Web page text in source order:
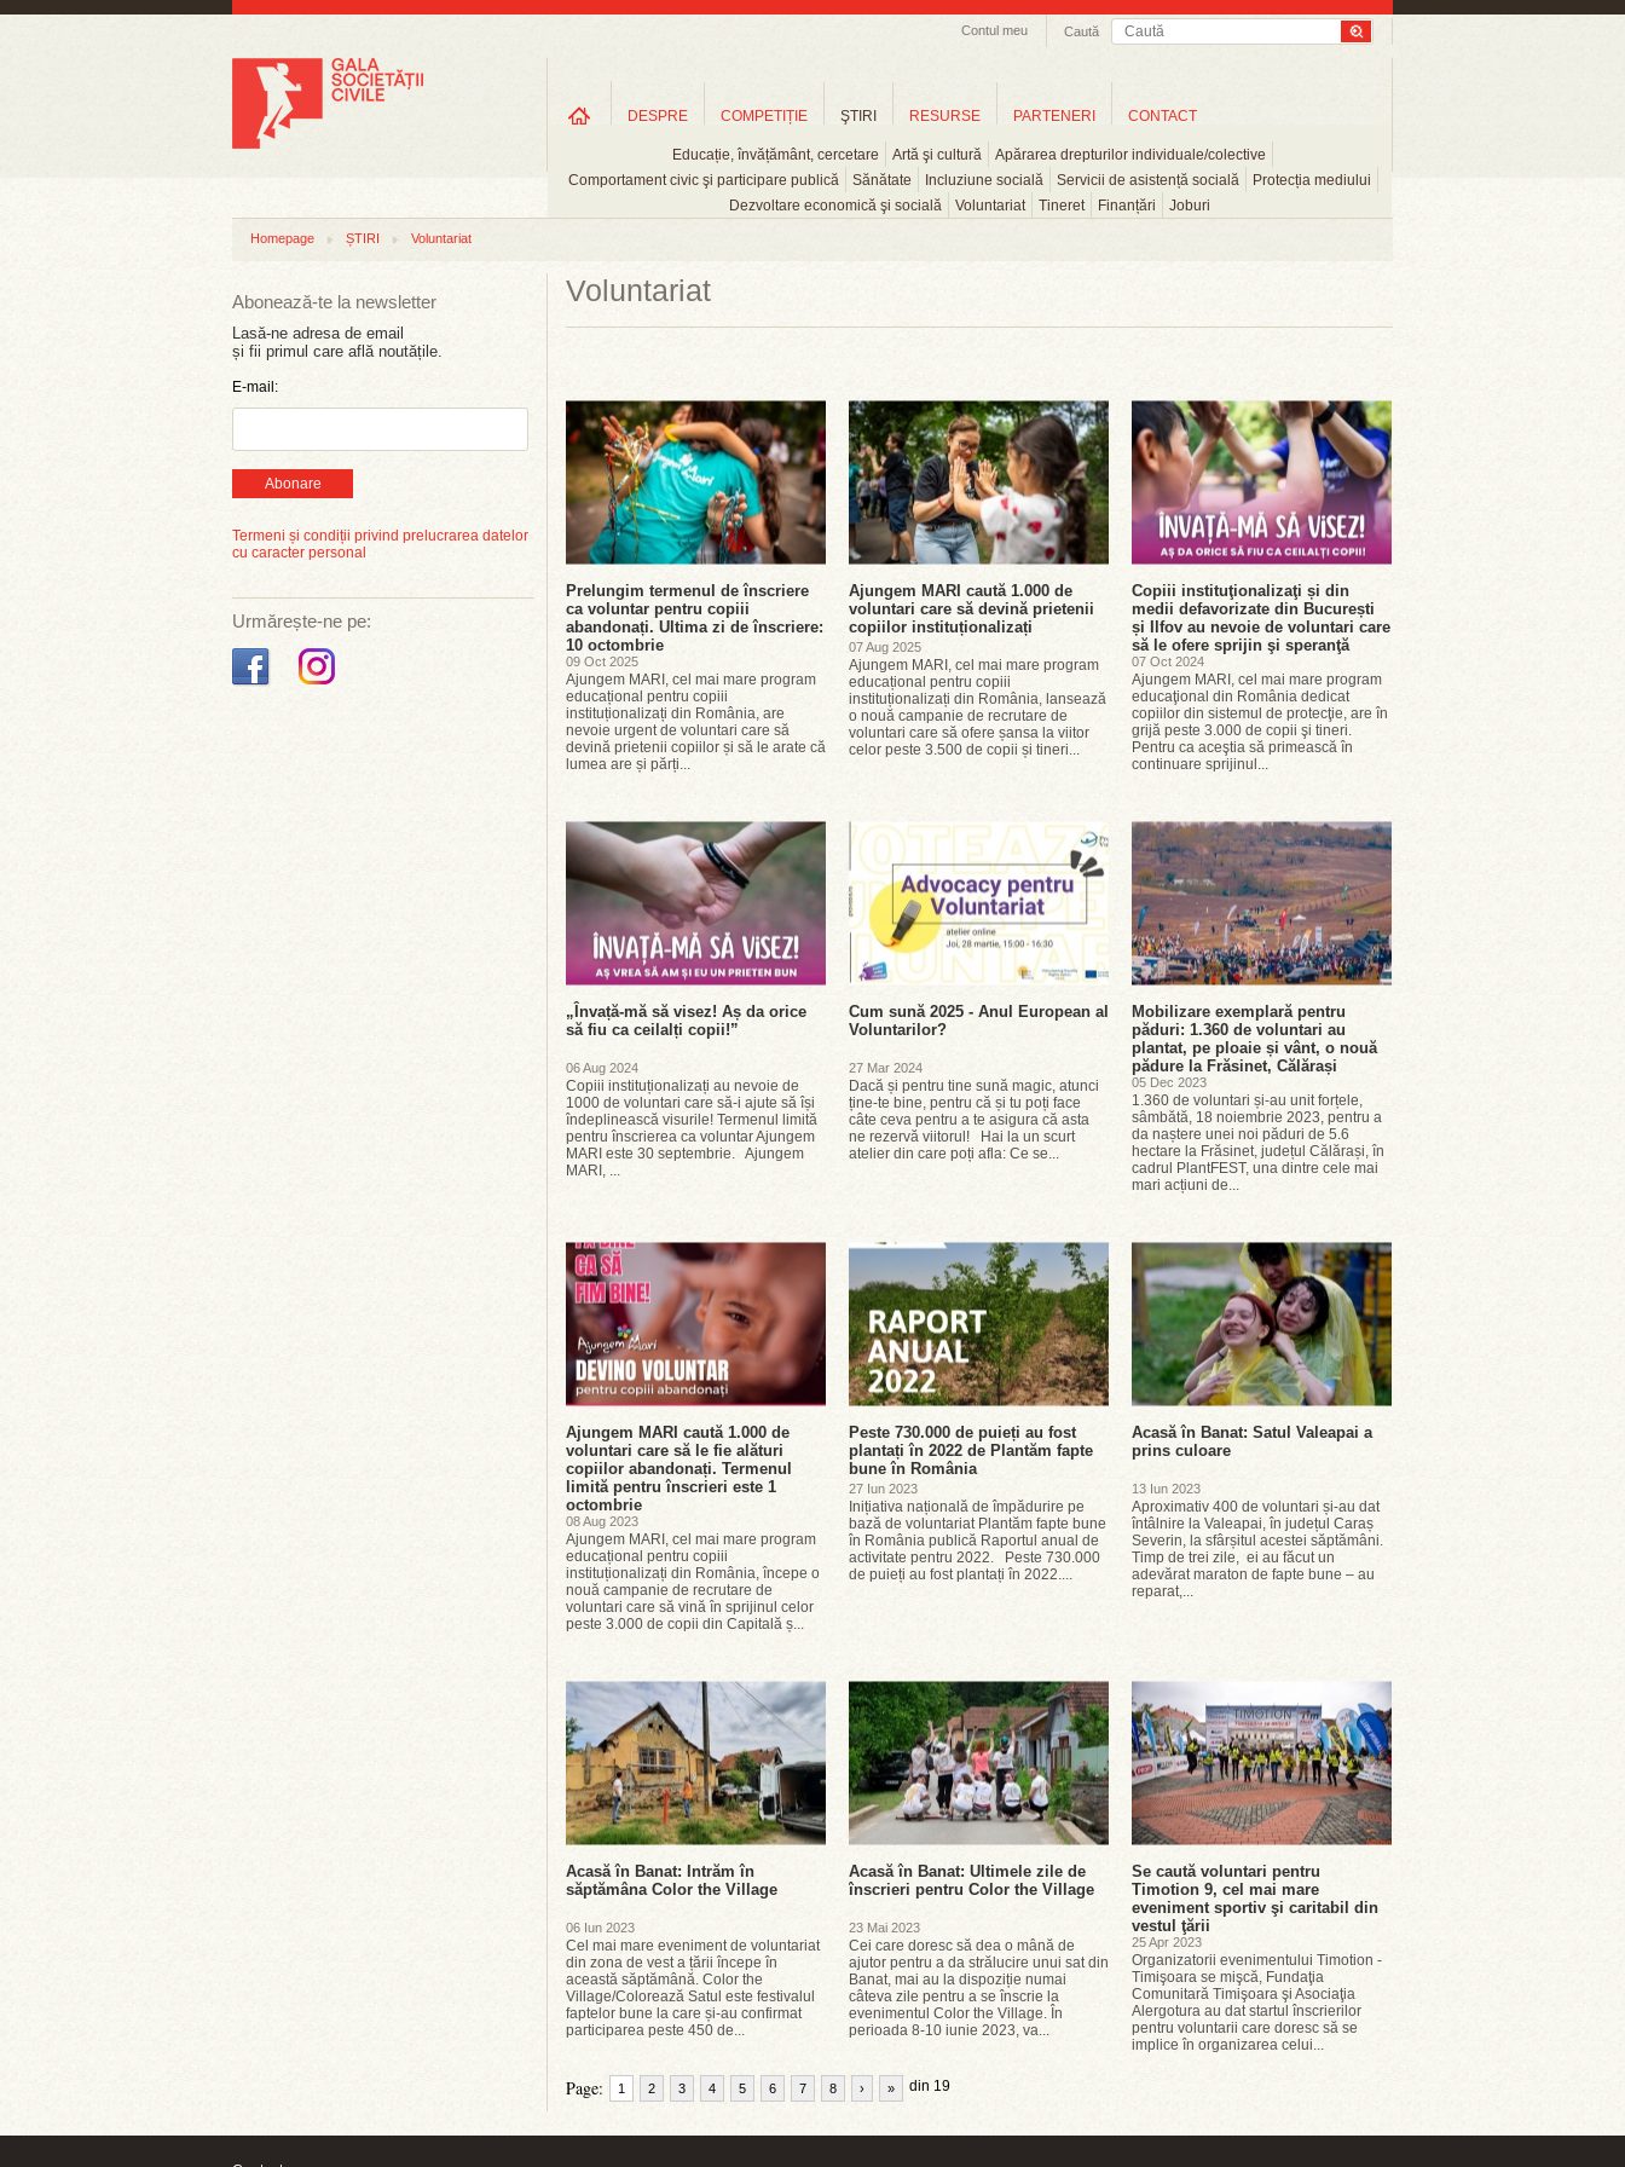
Caută
Contul meu
DESPRE COMPETIȚIE ŞTIRI
Educație, învățământ, cercetare Artă şi cultură
Apărarea drepturilor individuale/colective
Comportament civic şi participare publică
Sănătate Incluziune socială Servicii de asistență socială
Protecția mediului
Dezvoltare economică şi socială
Voluntariat Tineret Finanțări Joburi
RESURSE PARTENERI CONTACT
Homepage ȘTIRI Voluntariat
Abonează-te la newsletter
Lasă-ne adresa de email
și fii primul care află noutățile.
E-mail:
Abonare
Termeni și condiții privind prelucrarea datelor
cu caracter personal
Urmărește-ne pe:
Voluntariat
Prelungim termenul de înscriere
ca voluntar pentru copiii
abandonați. Ultima zi de înscriere:
10 octombrie
09 Oct 2025
Ajungem MARI, cel mai mare program
educațional pentru copiii
instituționalizați din România, are
nevoie urgent de voluntari care să
devină prietenii copiilor și să le arate că
lumea are și părți...
Ajungem MARI caută 1.000 de
voluntari care să devină prietenii
copiilor instituționalizați
07 Aug 2025
Ajungem MARI, cel mai mare program
educațional pentru copiii
instituționalizați din România, lansează
o nouă campanie de recrutare de
voluntari care să ofere șansa la viitor
celor peste 3.500 de copii și tineri...
Copiii instituţionalizaţi și din
medii defavorizate din București
și Ilfov au nevoie de voluntari care
să le ofere sprijin şi speranţă
07 Oct 2024
Ajungem MARI, cel mai mare program
educaţional din România dedicat
copiilor din sistemul de protecţie, are în
grijă peste 3.000 de copii şi tineri.
Pentru ca aceştia să primească în
continuare sprijinul...
„Învață-mă să visez! Aș da orice
să fiu ca ceilalți copii!”
06 Aug 2024
Copiii instituționalizați au nevoie de
1000 de voluntari care să-i ajute să își
îndeplinească visurile! Termenul limită
pentru înscrierea ca voluntar Ajungem
MARI este 30 septembrie. Ajungem
MARI, ...
Cum sună 2025 - Anul European al
Voluntarilor?
27 Mar 2024
Dacă și pentru tine sună magic, atunci
ține-te bine, pentru că și tu poți face
câte ceva pentru a te asigura că asta
ne rezervă viitorul! Hai la un scurt
atelier din care poți afla: Ce se...
Mobilizare exemplară pentru
păduri: 1.360 de voluntari au
plantat, pe ploaie și vânt, o nouă
pădure la Frăsinet, Călărași
05 Dec 2023
1.360 de voluntari și-au unit forțele,
sâmbătă, 18 noiembrie 2023, pentru a
da naștere unei noi păduri de 5.6
hectare la Frăsinet, județul Călărași, în
cadrul PlantFEST, una dintre cele mai
mari acțiuni de...
Ajungem MARI caută 1.000 de
voluntari care să le fie alături
copiilor abandonați. Termenul
limită pentru înscrieri este 1
octombrie
08 Aug 2023
Ajungem MARI, cel mai mare program
educațional pentru copiii
instituționalizați din România, începe o
nouă campanie de recrutare de
voluntari care să vină în sprijinul celor
peste 3.000 de copii din Capitală ș...
Peste 730.000 de puieți au fost
plantați în 2022 de Plantăm fapte
bune în România
27 Iun 2023
Inițiativa națională de împădurire pe
bază de voluntariat Plantăm fapte bune
în România publică Raportul anual de
activitate pentru 2022. Peste 730.000
de puieți au fost plantați în 2022....
Acasă în Banat: Satul Valeapai a
prins culoare
13 Iun 2023
Aproximativ 400 de voluntari și-au dat
întâlnire la Valeapai, în județul Caraș
Severin, la sfârșitul acestei săptămâni.
Timp de trei zile, ei au făcut un
adevărat maraton de fapte bune – au
reparat,...
Acasă în Banat: Intrăm în
săptămâna Color the Village
06 Iun 2023
Cel mai mare eveniment de voluntariat
din zona de vest a țării începe în
această săptămână. Color the
Village/Colorează Satul este festivalul
faptelor bune la care și-au confirmat
participarea peste 450 de...
Acasă în Banat: Ultimele zile de
înscrieri pentru Color the Village
23 Mai 2023
Cei care doresc să dea o mână de
ajutor pentru a da strălucire unui sat din
Banat, mai au la dispoziție numai
câteva zile pentru a se înscrie la
evenimentul Color the Village. În
perioada 8-10 iunie 2023, va...
Se caută voluntari pentru
Timotion 9, cel mai mare
eveniment sportiv şi caritabil din
vestul ţării
25 Apr 2023
Organizatorii evenimentului Timotion -
Timişoara se mişcă, Fundaţia
Comunitară Timişoara şi Asociaţia
Alergotura au dat startul înscrierilor
pentru voluntarii care doresc să se
implice în organizarea celui...
Page: 1 2 3 4 5 6 7 8 din 19
› »